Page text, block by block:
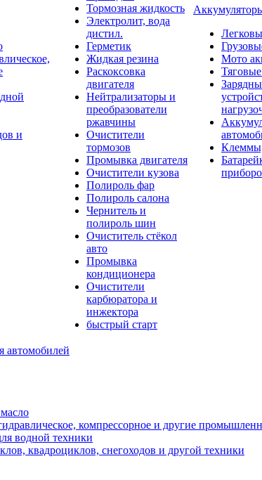
и
Тормозная жидкость
Электролит, вода
дистил.
Герметик
Жидкая резина
Раскоксовка
двигателя
Нейтрализаторы и
преобразователи
ржавчины
Очистители
тормозов
Промывка двигателя
Очистители кузова
Полироль фар
Полироль салона
Чернитель и
полироль шин
Очиститель стёкол
авто
Промывка
кондиционера
Очистители
карбюратора и
инжектора
быстрый старт
Мото
компрессорное и другие
водной техники
квадроциклов, снегоходов и другой техники